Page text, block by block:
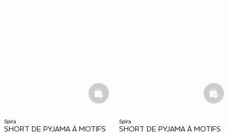
spira
SHORT DE PYJAMA À MOTIFS
basketfull
spira
SHORT DE PYJAMA À MOTIFS